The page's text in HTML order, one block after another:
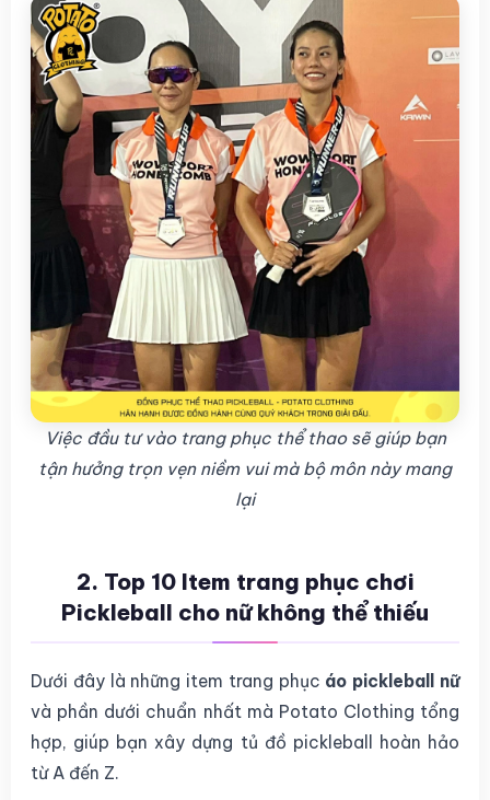
Việc đầu tư vào trang phục thể thao sẽ giúp bạn
tận hưởng trọn vẹn niềm vui mà bộ môn này mang
lại
2. Top 10 Item trang phục chơi
Pickleball cho nữ không thể thiếu
Dưới đây là những item trang phục áo pickleball nữ
và phần dưới chuẩn nhất mà Potato Clothing tổng
hợp, giúp bạn xây dựng tủ đồ pickleball hoàn hảo
từ A đến Z.